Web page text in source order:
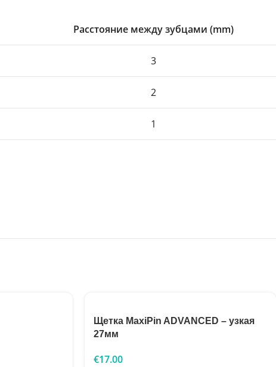
Расстояние между зубцами (mm)
3
2
1
Щетка MaxiPin ADVANCED – узкая
27мм
€17.00